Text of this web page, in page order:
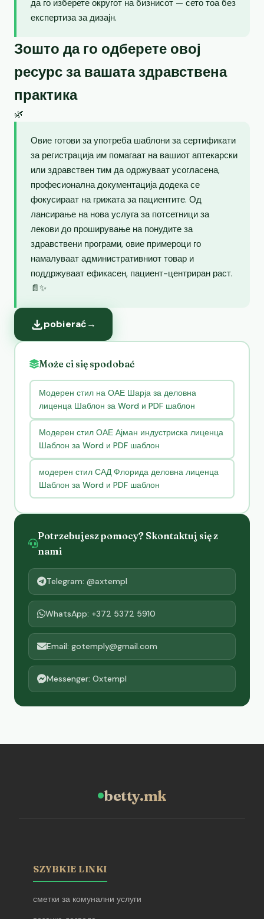
да го изберете округот на бизнисот — сето тоа без
експертиза за дизајн.
Зошто да го одберете овој
ресурс за вашата здравствена
практика
🌿
Овие готови за употреба шаблони за сертификати
за регистрација им помагаат на вашиот аптекарски
или здравствен тим да одржуваат усогласена,
професионална документација додека се
фокусираат на грижата за пациентите. Од
лансирање на нова услуга за потсетници за
лекови до проширување на понудите за
здравствени програми, овие примероци го
намалуваат административниот товар и
поддржуваат ефикасен, пациент-центриран раст.
📄✨
pobierać→
Może ci się spodobać
Модерен стил на ОАЕ Шарја за деловна
лиценца Шаблон за Word и PDF шаблон
Модерен стил ОАЕ Ајман индустриска лиценца
Шаблон за Word и PDF шаблон
модерен стил САД Флорида деловна лиценца
Шаблон за Word и PDF шаблон
Potrzebujesz pomocy? Skontaktuj się z
nami
Telegram: @axtempl
WhatsApp: +372 5372 5910
Email: gotemply@gmail.com
Messenger: Oxtempl
betty.mk
SZYBKIE LINKI
сметки за комунални услуги